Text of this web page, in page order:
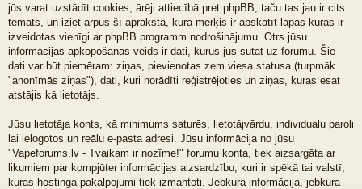
jūs varat uzstādīt cookies, ārēji attiecībā pret phpBB, taču tas jau ir cits
temats, un iziet ārpus šī apraksta, kura mērķis ir apskatīt lapas kuras ir
izveidotas vienīgi ar phpBB programm nodrošinājumu. Otrs jūsu
informācijas apkopošanas veids ir dati, kurus jūs sūtat uz forumu. Šie
dati var būt piemēram: ziņas, pievienotas zem viesa statusa (turpmāk
"anonīmās ziņas"), dati, kuri norādīti reģistrējoties un ziņas, kuras esat
atstājis kā lietotājs.
Jūsu lietotāja konts, kā minimums saturēs, lietotājvārdu, individualu paroli
lai ielogotos un reālu e-pasta adresi. Jūsu informācija no jūsu
"Vapeforums.lv - Tvaikam ir nozīme!" forumu konta, tiek aizsargāta ar
likumiem par kompjūter informācijas aizsardzību, kuri ir spēkā tai valstī,
kuras hostinga pakalpojumi tiek izmantoti. Jebkura informācija, jebkura